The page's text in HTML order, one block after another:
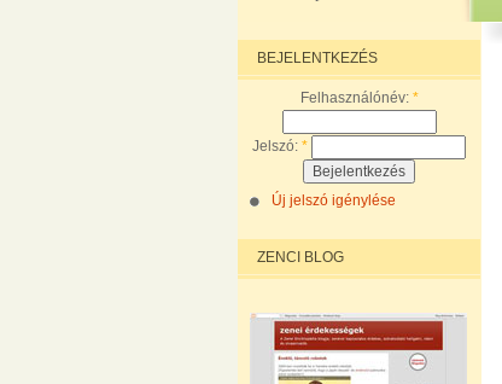
BEJELENTKEZÉS
Felhasználónév: *
Jelszó: *
Új jelszó igénylése
ZENCI BLOG